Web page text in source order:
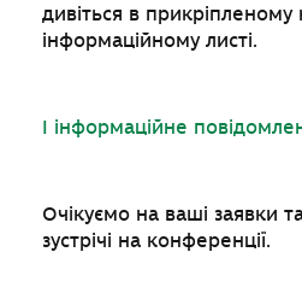
дивіться в
інформаційному листі.
І інформаційне
Очікуємо на ваші заявки
зустрічі на конференції.